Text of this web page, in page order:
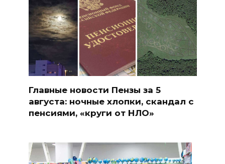
Главные новости Пензы за 5
августа: ночные хлопки, скандал с
пенсиями, «круги от НЛО»